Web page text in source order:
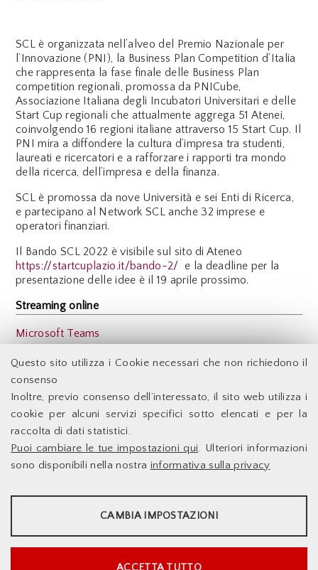
Questo sito utilizza i Cookie necessari che non richiedono il
consenso
Inoltre, previo consenso dell’interessato, il sito web utilizza i
cookie per alcuni servizi specifici sotto elencati e per la
raccolta di dati statistici.
Puoi cambiare le tue impostazioni qui. Ulteriori informazioni
sono disponibili nella nostra informativa sulla privacy
STATISTICHE
Mostra maggiori informazioni
CAMBIA IMPOSTAZIONI
ACCETTA TUTTO
SCL è organizzata nell’alveo del Premio Nazionale per
l’Innovazione (PNI), la Business Plan Competition d’Italia
che rappresenta la fase finale delle Business Plan
competition regionali, promossa da PNICube,
Associazione Italiana degli Incubatori Universitari e delle
Start Cup regionali che attualmente aggrega 51 Atenei,
coinvolgendo 16 regioni italiane attraverso 15 Start Cup. Il
PNI mira a diffondere la cultura d’impresa tra studenti,
laureati e ricercatori e a rafforzare i rapporti tra mondo
della ricerca, dell’impresa e della finanza.
SCL è promossa da nove Università e sei Enti di Ricerca,
e partecipano al Network SCL anche 32 imprese e
operatori finanziari.
Il Bando SCL 2022 è visibile sul sito di Ateneo
https://startcuplazio.it/bando-2/ e la deadline per la
presentazione delle idee è il 19 aprile prossimo.
Streaming online
Microsoft Teams
Back
Facoltà di Economia - Università degli Studi di Roma
Accessibilità
Dove Siamo
Docenti
Facoltà di Economia
Roma Tor Vergata
Via Columbia,2